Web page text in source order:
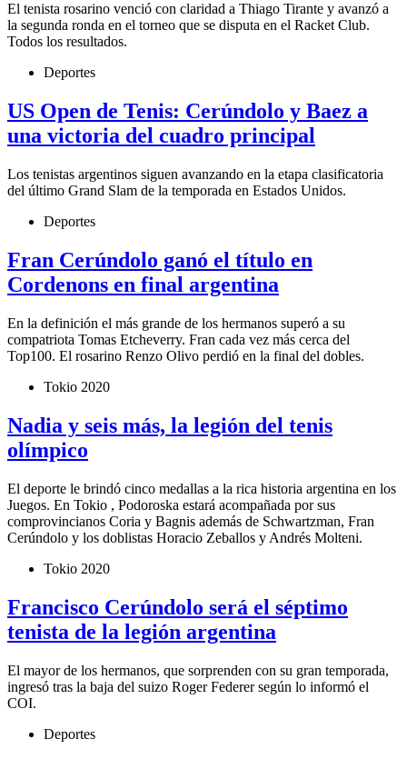
El tenista rosarino venció con claridad a Thiago Tirante y avanzó a
la segunda ronda en el torneo que se disputa en el Racket Club.
Todos los resultados.
Deportes
US Open de Tenis: Cerúndolo y Baez a
una victoria del cuadro principal
Los tenistas argentinos siguen avanzando en la etapa clasificatoria
del último Grand Slam de la temporada en Estados Unidos.
Deportes
Fran Cerúndolo ganó el título en
Cordenons en final argentina
En la definición el más grande de los hermanos superó a su
compatriota Tomas Etcheverry. Fran cada vez más cerca del
Top100. El rosarino Renzo Olivo perdió en la final del dobles.
Tokio 2020
Nadia y seis más, la legión del tenis
olímpico
El deporte le brindó cinco medallas a la rica historia argentina en los
Juegos. En Tokio , Podoroska estará acompañada por sus
comprovincianos Coria y Bagnis además de Schwartzman, Fran
Cerúndolo y los doblistas Horacio Zeballos y Andrés Molteni.
Tokio 2020
Francisco Cerúndolo será el séptimo
tenista de la legión argentina
El mayor de los hermanos, que sorprenden con su gran temporada,
ingresó tras la baja del suizo Roger Federer según lo informó el
COI.
Deportes